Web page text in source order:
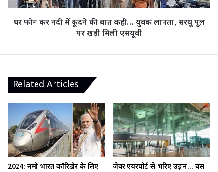
कही…
लापता,
मिली
एसयूवी
घर फोन कर नदी में कूदने की बात कही… युवक लापता, सरयू पुल
पर खड़ी मिली एसयूवी
Related Articles
2024: नमो भारत कॉरिडोर के लिए
जेवर एयरपोर्ट से भरिए उड़ान… बस